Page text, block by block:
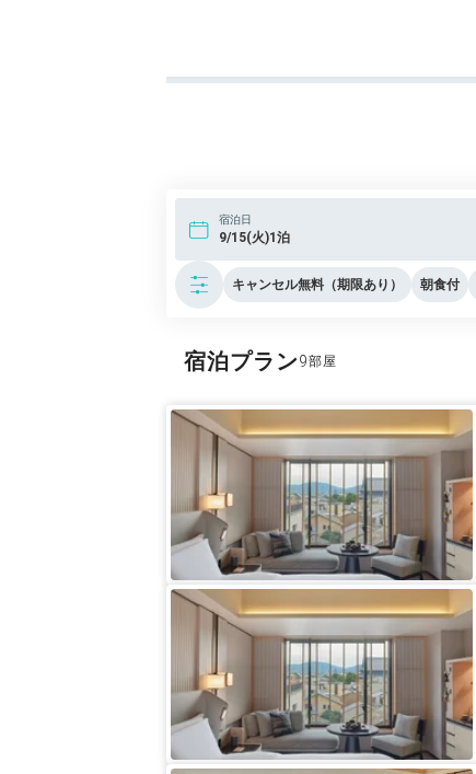
宿泊日
9/15(火)1泊
キャンセル無料（期限あり） 朝食付
宿泊プラン9